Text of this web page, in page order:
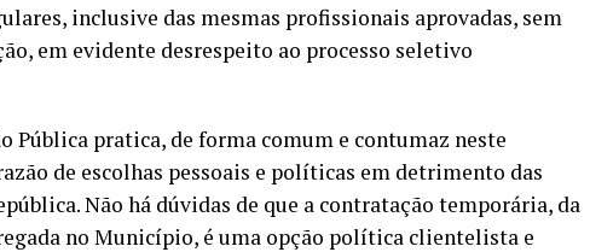
inclusive das mesmas profissionais aprovadas, sem
em evidente desrespeito ao processo seletivo
Pública pratica, de forma comum e contumaz neste
de escolhas pessoais e políticas em detrimento das
Não há dúvidas de que a contratação temporária, da
no Município, é uma opção política clientelista e